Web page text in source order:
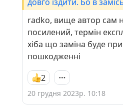
практично не працює.
реально, що окупність
роки
radko, вище автор сам
посилений, термін
хіба що заміна буде
пошкодженні
2
20 грудня 2023р. 10:18